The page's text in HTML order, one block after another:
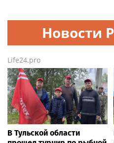
Новости
Life24.pro
В Тульской области